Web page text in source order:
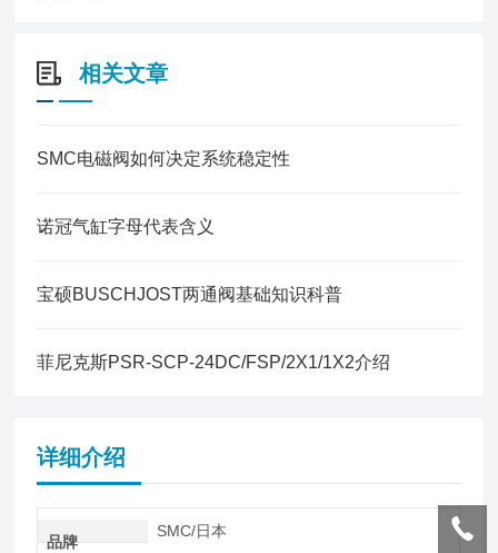
相关文章
SMC电磁阀如何决定系统稳定性
诺冠气缸字母代表含义
宝硕BUSCHJOST两通阀基础知识科普
菲尼克斯PSR-SCP-24DC/FSP/2X1/1X2介绍
详细介绍
品牌
SMC/日本